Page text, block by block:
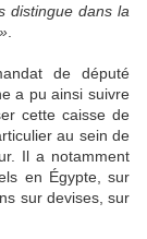
distingue dans la
de député
a pu ainsi suivre
cette caisse de
au sein de
Il a notamment
en Égypte, sur
sur devises, sur